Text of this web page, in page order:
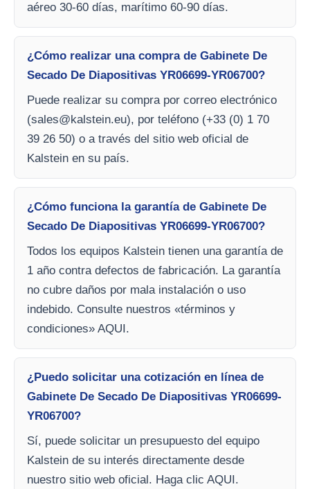
aéreo 30-60 días, marítimo 60-90 días.
¿Cómo realizar una compra de Gabinete De
Secado De Diapositivas YR06699-YR06700?
Puede realizar su compra por correo electrónico
(sales@kalstein.eu), por teléfono (+33 (0) 1 70
39 26 50) o a través del sitio web oficial de
Kalstein en su país.
¿Cómo funciona la garantía de Gabinete De
Secado De Diapositivas YR06699-YR06700?
Todos los equipos Kalstein tienen una garantía de
1 año contra defectos de fabricación. La garantía
no cubre daños por mala instalación o uso
indebido. Consulte nuestros «términos y
condiciones» AQUI.
¿Puedo solicitar una cotización en línea de
Gabinete De Secado De Diapositivas YR06699-
YR06700?
Sí, puede solicitar un presupuesto del equipo
Kalstein de su interés directamente desde
nuestro sitio web oficial. Haga clic AQUI.